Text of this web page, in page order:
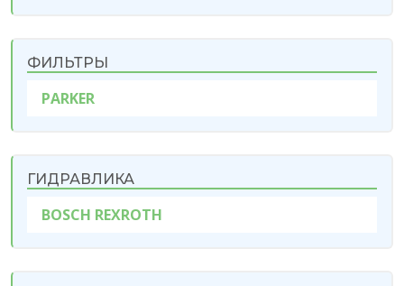
ФИЛЬТРЫ
PARKER
ГИДРАВЛИКА
BOSCH REXROTH